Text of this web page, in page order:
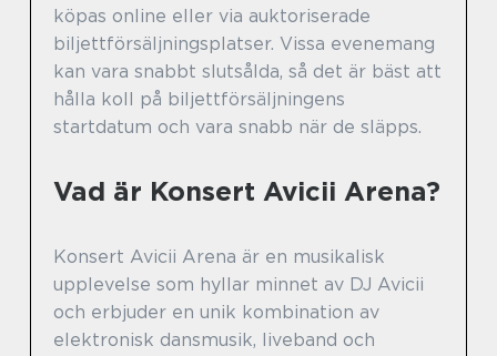
köpas online eller via auktoriserade
biljettförsäljningsplatser. Vissa evenemang
kan vara snabbt slutsålda, så det är bäst att
hålla koll på biljettförsäljningens
startdatum och vara snabb när de släpps.
Vad är Konsert Avicii Arena?
Konsert Avicii Arena är en musikalisk
upplevelse som hyllar minnet av DJ Avicii
och erbjuder en unik kombination av
elektronisk dansmusik, liveband och